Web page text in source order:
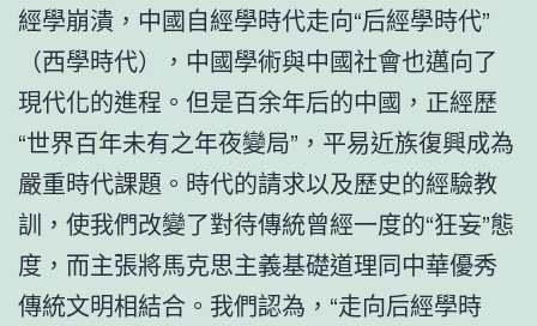
經學崩潰，中國自經學時代走向“后經學時代”
（西學時代），中國學術與中國社會也邁向了
現代化的進程。但是百余年后的中國，正經歷
“世界百年未有之年夜變局”，平易近族復興成為
嚴重時代課題。時代的請求以及歷史的經驗教
訓，使我們改變了對待傳統曾經一度的“狂妄”態
度，而主張將馬克思主義基礎道理同中華優秀
傳統文明相結合。我們認為，“走向后經學時